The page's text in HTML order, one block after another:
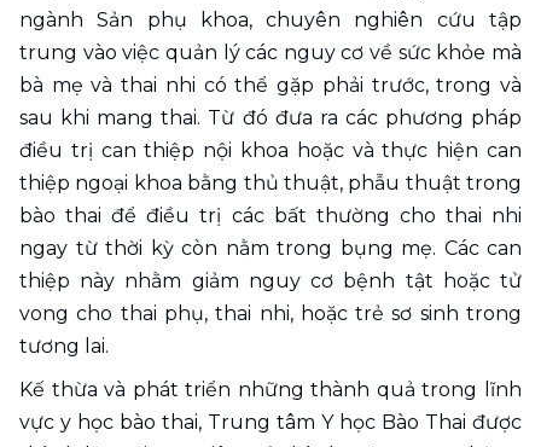
ngành Sản phụ khoa, chuyên nghiên cứu tập
trung vào việc quản lý các nguy cơ về sức khỏe mà
bà mẹ và thai nhi có thể gặp phải trước, trong và
sau khi mang thai. Từ đó đưa ra các phương pháp
điều trị can thiệp nội khoa hoặc và thực hiện can
thiệp ngoại khoa bằng thủ thuật, phẫu thuật trong
bào thai để điều trị các bất thường cho thai nhi
ngay từ thời kỳ còn nằm trong bụng mẹ. Các can
thiệp này nhằm giảm nguy cơ bệnh tật hoặc tử
vong cho thai phụ, thai nhi, hoặc trẻ sơ sinh trong
tương lai.
Kế thừa và phát triển những thành quả trong lĩnh
vực y học bào thai, Trung tâm Y học Bào Thai được